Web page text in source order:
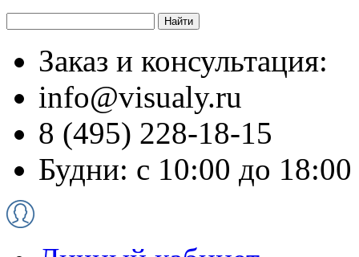
Заказ и консультация:
info@visualy.ru
8 (495) 228-18-15
Будни: с 10:00 до 18:00